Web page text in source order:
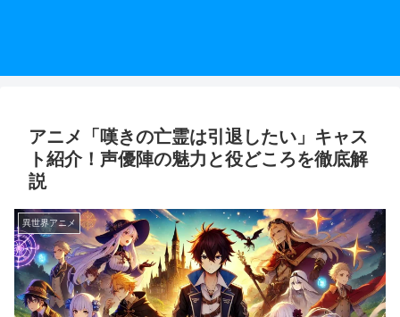
アニメ「嘆きの亡霊は引退したい」キャス
ト紹介！声優陣の魅力と役どころを徹底解
説
異世界アニメ